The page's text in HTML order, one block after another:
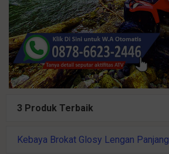
3 Produk Terbaik
Kebaya Brokat Glosy Lengan Panjang